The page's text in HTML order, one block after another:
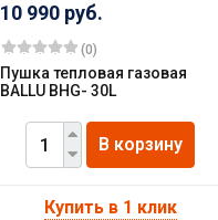
10 990 руб.
(0)
Пушка тепловая газовая
BALLU BНG- 30L
В корзину